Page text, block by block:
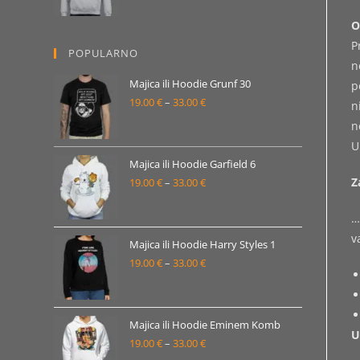
33.00 €
POPULARNO
Majica ili Hoodie Grunf 30
19.00€– 33.00€Raspon
od
19.00 €
do
Majica ili Hoodie Garfield 6
19.00€– 33.00€Raspon
od
19.00 €
do
Majica ili Hoodie Harry Styles 1
19.00€– 33.00€Raspon
od
19.00 €
do
Majica ili Hoodie Eminem Komb
19.00€– 33.00€Raspon